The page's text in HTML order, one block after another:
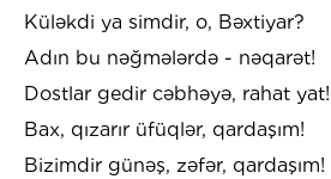
Küləkdi ya simdir, o, Bəxtiyar?
Adın bu nəğmələrdə - nəqarət!
Dostlar gedir cəbhəyə, rahat yat!
Bax, qızarır üfüqlər, qardaşım!
Bizimdir günəş, zəfər, qardaşım!